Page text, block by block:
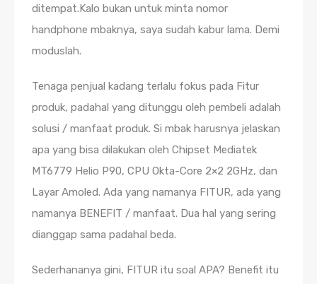
ditempat.Kalo bukan untuk minta nomor
handphone mbaknya, saya sudah kabur lama. Demi
moduslah.
Tenaga penjual kadang terlalu fokus pada Fitur
produk, padahal yang ditunggu oleh pembeli adalah
solusi / manfaat produk. Si mbak harusnya jelaskan
apa yang bisa dilakukan oleh Chipset Mediatek
MT6779 Helio P90, CPU Okta-Core 2×2 2GHz, dan
Layar Amoled. Ada yang namanya FITUR, ada yang
namanya BENEFIT / manfaat. Dua hal yang sering
dianggap sama padahal beda.
Sederhananya gini, FITUR itu soal APA? Benefit itu